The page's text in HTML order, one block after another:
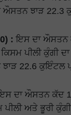
ਔਸਤਨ ਝਾੜ 22.3
: ਇਸ ਦਾ ਔਸਤਨ
ਪੀਲੀ ਕੁੰਗੀ
22.6 ਕੁਇੰਟਲ
ਦਾ ਔਸਤਨ ਕੱਦ
ਅਤੇ ਭੂਰੀ